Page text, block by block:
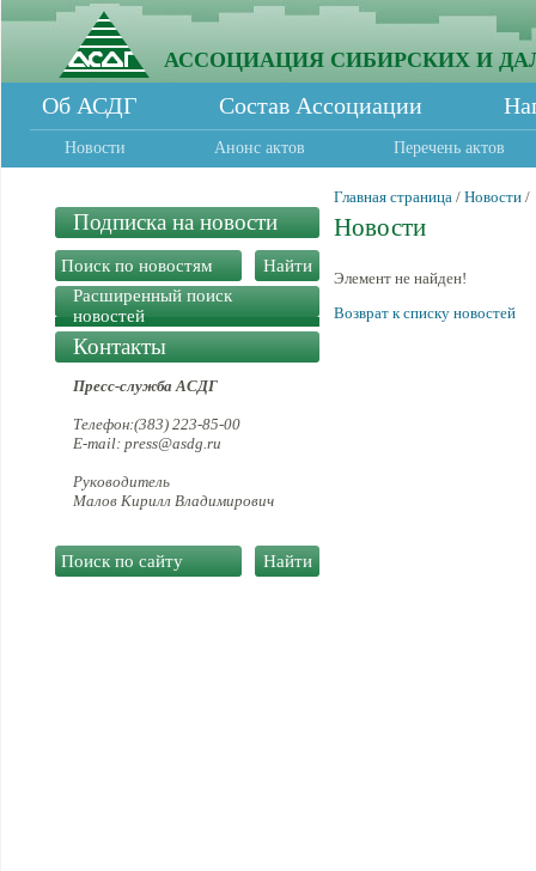
АССОЦИАЦИЯ СИБИРСКИХ И
Об АСДГ Состав Ассоциации
Новости Анонс актов Перечень актов
Подписка на новости
Расширенный поиск
новостей
Контакты
Пресс-служба АСДГ
Телефон:(383) 223-85-00
E-mail: press@asdg.ru
Руководитель
Малов Кирилл Владимирович
Главная страница / Новости /
Новости
Элемент не найден!
Возврат к списку новостей